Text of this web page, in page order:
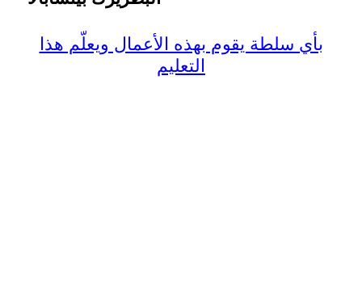
بأي سلطة يقوم بهذه الأعمال ويعلّم هذا
التعليم